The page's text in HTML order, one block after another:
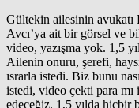
Gültekin ailesinin avukatı
Avcı’ya ait bir görsel ve
video, yazışma yok. 1,5
Ailenin onuru, şerefi,
ısrarla istedi. Biz bunu
istedi, video çekti para mı
edeceğiz. 1,5 yılda hiçbir